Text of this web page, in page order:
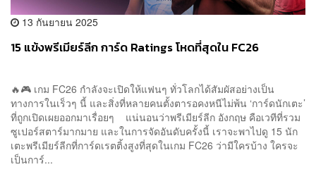
13 กันยายน 2025
15 แข้งพรีเมียร์ลีก การ์ด Ratings โหดที่สุดใน FC26
🔥🎮 เกม FC26 กำลังจะเปิดให้แฟนๆ ทั่วโลกได้สัมผัสอย่างเป็น
ทางการในเร็วๆ นี้ และสิ่งที่หลายคนตั้งตารอคงหนีไม่พ้น ‘การ์ดนักเตะ’
ที่ถูกเปิดเผยออกมาเรื่อยๆ แน่นอนว่าพรีเมียร์ลีก อังกฤษ คือเวทีที่รวม
ซูเปอร์สตาร์มากมาย และในการจัดอันดับครั้งนี้ เราจะพาไปดู 15 นัก
เตะพรีเมียร์ลีกที่การ์ดเรตติ้งสูงที่สุดในเกม FC26 ว่ามีใครบ้าง ใครจะ
เป็นการ์...